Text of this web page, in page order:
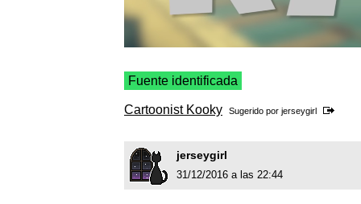
Fuente identificada
Cartoonist Kooky Sugerido por jerseygirl
jerseygirl
31/12/2016 a las 22:44